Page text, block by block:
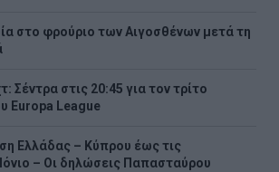
στο φρούριο των Αιγοσθένων μετά τη
Σέντρα στις 20:45 για τον τρίτο
Europa League
Ελλάδας – Κύπρου έως τις
– Οι δηλώσεις Παπασταύρου